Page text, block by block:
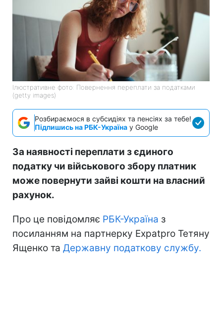
Ілюстративне фото: Повернення переплати за податками
(getty images)
Розбираємося в субсидіях та пенсіях за тебе!
Підпишись на РБК-Україна у Google
За наявності переплати з єдиного
податку чи військового збору платник
може повернути зайві кошти на власний
рахунок.
Про це повідомляє РБК-Україна з
посиланням на партнерку Expatpro Тетяну
Ященко та Державну податкову службу.